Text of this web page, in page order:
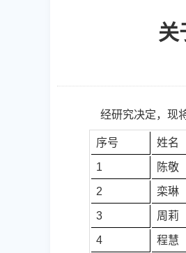
关
经研究决定，现
序号 姓名
1 陈敬
2 栾琳
3 周莉
4 程慧